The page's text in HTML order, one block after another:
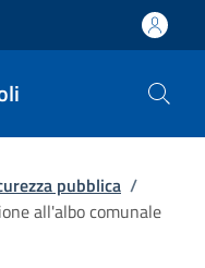
pubblica /
all'albo comunale